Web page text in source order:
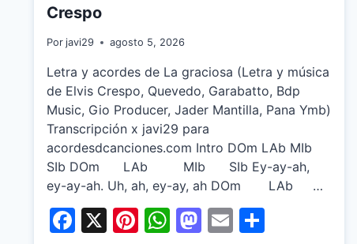
Crespo
Por javi29 agosto 5, 2026
Letra y acordes de La graciosa (Letra y música
de Elvis Crespo, Quevedo, Garabatto, Bdp
Music, Gio Producer, Jader Mantilla, Pana Ymb)
Transcripción x javi29 para
acordesdcanciones.com Intro DOm LAb MIb
SIb DOm LAb MIb SIb Ey-ay-ah,
ey-ay-ah. Uh, ah, ey-ay, ah DOm LAb …
Facebook
X Pinterest
WhatsApp
Mastodon
Email